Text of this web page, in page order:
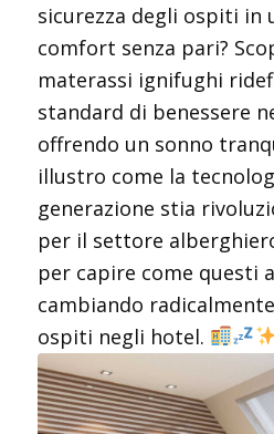
sicurezza degli ospiti in
comfort senza pari?
materassi ignifughi
standard di benessere
offrendo un sonno
illustro come la
generazione stia
per il settore
per capire come questi
cambiando
ospiti negli hotel.